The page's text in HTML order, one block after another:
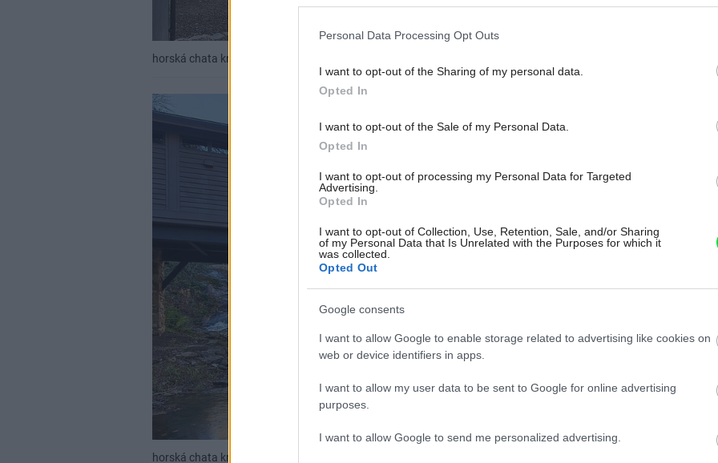
Personal Data Processing Opt Outs
I want to opt-out of the Sharing of my personal data.
Opted In
I want to opt-out of the Sale of my Personal Data.
Opted In
I want to opt-out of processing my Personal Data for Targeted
Advertising.
Opted In
I want to opt-out of Collection, Use, Retention, Sale, and/or Sharing
of my Personal Data that Is Unrelated with the Purposes for which it
was collected.
Opted Out
Google consents
I want to allow Google to enable storage related to advertising like cookies on
web or device identifiers in apps.
I want to allow my user data to be sent to Google for online advertising
purposes.
I want to allow Google to send me personalized advertising.
horská chata križuje rieku a ponúka maximálne pohodlie
horská chata križuje rieku a ponúka maximálne pohodlie